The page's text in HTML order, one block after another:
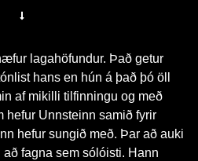
lagahöfundur. Það getur
hans en hún á það þó öll
af mikilli tilfinningu og með
hefur Unnsteinn samið fyrir
hefur sungið með. Þar að auki
fagna sem sólóisti. Hann